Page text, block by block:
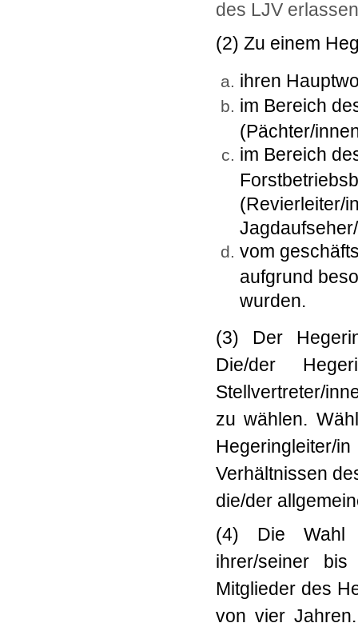
des LJV
(2) Zu einem
ihren
im Bereich
(Pächter/
im Bereich
(Revierleiter/
vom
aufgrund
wurden.
(3) Der
Die/der
Stellvertreter/
zu wählen.
Verhältnissen
die/der
(4) Die Wahl
ihrer/seiner
Mitglieder des
von vier